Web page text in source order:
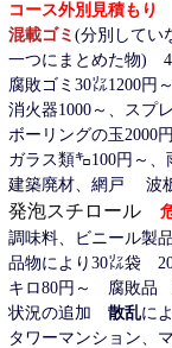
コース外別見積もり
混載ゴミ (分別してい
一つにまとめた物)
腐敗ゴミ30㍑1200円
消火器1000～、 スプ
ボーリングの玉2000円
ガラス類㌔100円～
建築廃材、網戸 波
発泡スチロール
調味料、ビニール
品物により30㍑袋
キロ80円～ 腐敗
状況の追加 散乱に
タワーマンション、